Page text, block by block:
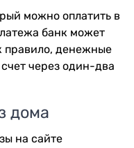
можно оплатить в
банк может
правило, денежные
через один-два
дома
на сайте